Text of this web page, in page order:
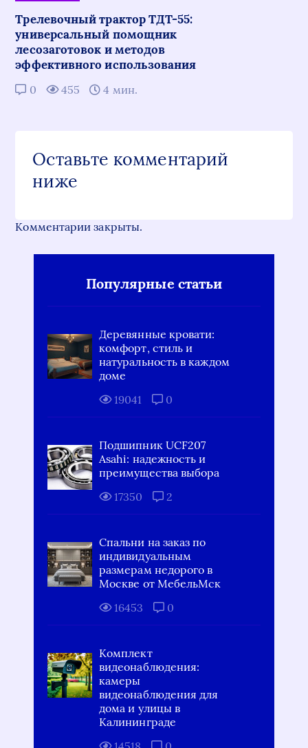
Трелевочный трактор ТДТ-55:
универсальный помощник
лесозаготовок и методов
эффективного использования
0 455 4 мин.
Оставьте комментарий
ниже
Комментарии закрыты.
Популярные статьи
Деревянные кровати:
комфорт, стиль и
натуральность в каждом
доме
19041
0
Подшипник UCF207
Asahi: надежность и
преимущества выбора
17350
2
Спальни на заказ по
индивидуальным
размерам недорого в
Москве от МебельМск
16453
0
Комплект
видеонаблюдения:
камеры
видеонаблюдения для
дома и улицы в
Калининграде